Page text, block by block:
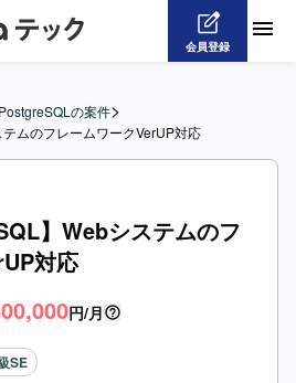
会員登録
PostgreSQLの案件>
ムのフレームワークVerUP対応
】Webシステムのフ
対応
円/月
SE